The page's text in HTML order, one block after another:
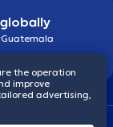
Guatemala
policy
the operation
improve
advertising,